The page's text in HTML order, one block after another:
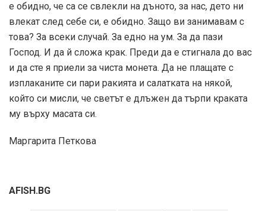
е обидно, че са се свлекли на дъното, за нас, дето ни
влекат след себе си, е обидно. Защо ви занимавам с
това? За всеки случай. За едно на ум. За да пази
Господ. И да й сложа крак. Преди да е стигнала до вас
и да сте я приели за чиста монета. Да не плащате с
изплаканите си пари ракията и салатката на някой,
който си мисли, че светът е длъжен да търпи краката
му върху масата си.
Маргарита Петкова
AFISH.BG